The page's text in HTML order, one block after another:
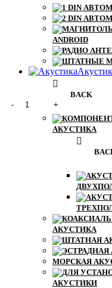
ANDROID
BACK
АКУСТИКА
АКУСТИКА
МОРСКАЯ
АКУСТИКИ